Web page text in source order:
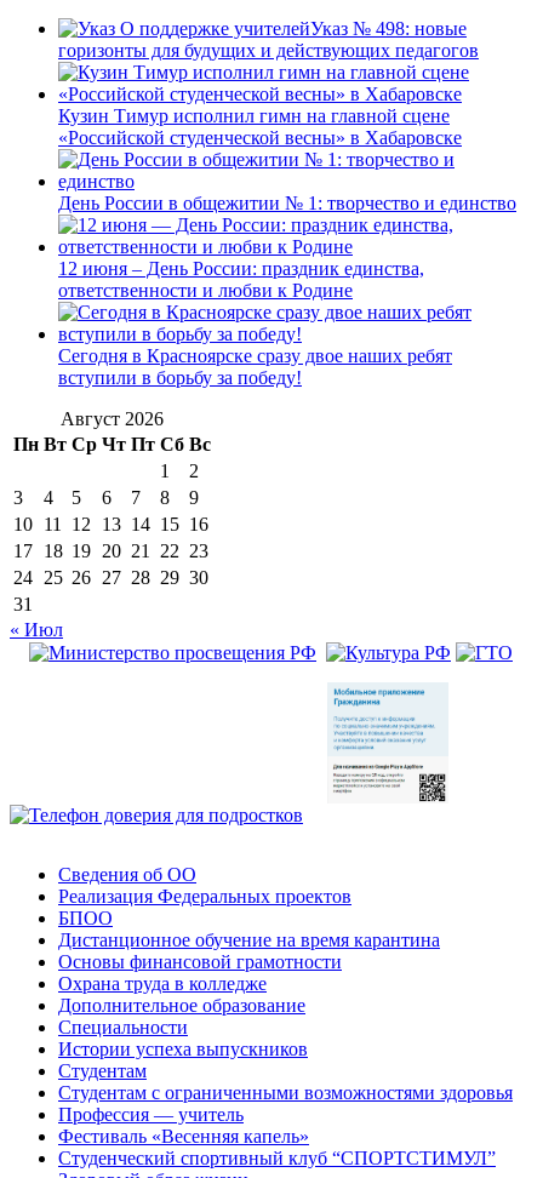
Указ № 498: новые
горизонты для будущих и действующих педагогов
Кузин Тимур исполнил гимн на главной сцене
«Российской студенческой весны» в Хабаровске
День России в общежитии № 1: творчество и единство
12 июня – День России: праздник единства,
ответственности и любви к Родине
Сегодня в Красноярске сразу двое наших ребят
вступили в борьбу за победу!
Август 2026
Пн Вт Ср Чт Пт Сб Вс
1
2
3
4 5 6 7 8
9
10 11 12 13 14 15 16
17 18 19 20 21 22 23
24 25 26 27 28 29 30
31
« Июл
Сведения об ОО
Реализация Федеральных проектов
БПОО
Дистанционное обучение на время карантина
Основы финансовой грамотности
Охрана труда в колледже
Дополнительное образование
Специальности
Истории успеха выпускников
Студентам
Студентам с ограниченными возможностями здоровья
Профессия — учитель
Фестиваль «Весенняя капель»
Студенческий спортивный клуб “СПОРТСТИМУЛ”